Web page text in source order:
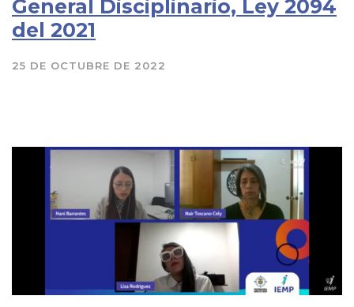
General Disciplinario, Ley 2094
del 2021
25 DE OCTUBRE DE 2022